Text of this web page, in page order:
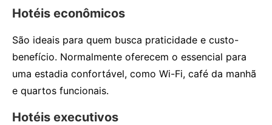
Hotéis econômicos
São ideais para quem busca praticidade e custo-
benefício. Normalmente oferecem o essencial para
uma estadia confortável, como Wi-Fi, café da manhã
e quartos funcionais.
Hotéis executivos